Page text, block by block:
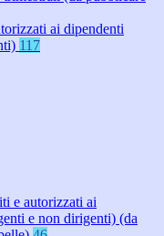
ai dipendenti
117
e autorizzati ai
e non dirigenti) (da